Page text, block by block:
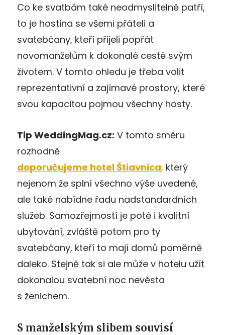
Co ke svatbám také neodmyslitelně patří,
to je hostina se všemi přáteli a
svatebčany, kteří přijeli popřát
novomanželům k dokonalé cestě svým
životem. V tomto ohledu je třeba volit
reprezentativní a zajímavé prostory, které
svou kapacitou pojmou všechny hosty.
Tip WeddingMag.cz: V tomto směru
rozhodně
doporučujeme hotel Štiavnica, který
nejenom že splní všechno výše uvedené,
ale také nabídne řadu nadstandardních
služeb. Samozřejmostí je poté i kvalitní
ubytování, zvláště potom pro ty
svatebčany, kteří to mají domů poměrně
daleko. Stejně tak si ale může v hotelu užít
dokonalou svatební noc nevěsta
s ženichem.
S manželským slibem souvisí